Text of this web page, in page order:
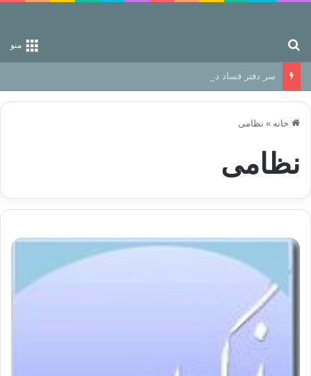
منو
سر دفتر فساد در زمین‌، دوری وکناره‌گیری از راه خداست‌!
خانه » نظامی
نظامی